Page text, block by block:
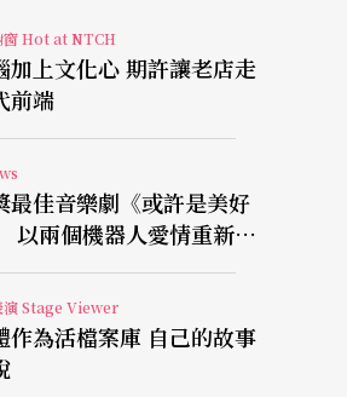
窗 Hot at NTCH
化心 期許讓老店走
前端
最佳音樂劇《或許是美好
以兩個機器人愛情重新凝
人生
演 Stage Viewer
活檔案庫 自己的故事